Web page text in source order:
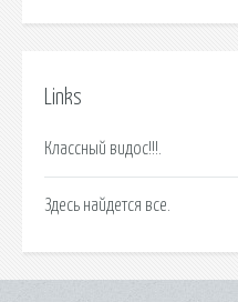
Links
Классный видос!!!.
Здесь найдется все.